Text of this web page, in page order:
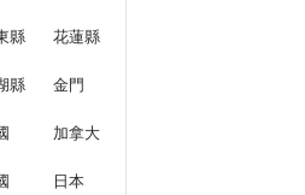
縣 花蓮縣
縣 金門
加拿大
日本